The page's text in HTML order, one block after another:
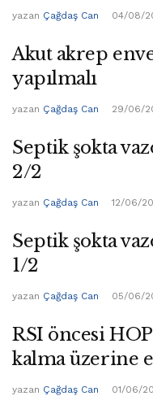
yazan Çağdaş Can 04/08/
Akut akrep
yapılmalı
yazan Çağdaş Can 29/06/
Septik şokta
2/2
yazan Çağdaş Can 12/06/
Septik şokta
1/2
yazan Çağdaş Can 05/06/
RSI öncesi
kalma üzerine
yazan Çağdaş Can 01/06/